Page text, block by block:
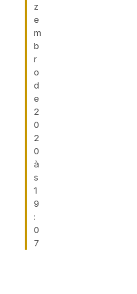
z
e
m
b
r
o
d
e
2
0
2
0
à
s
1
9
:
0
7